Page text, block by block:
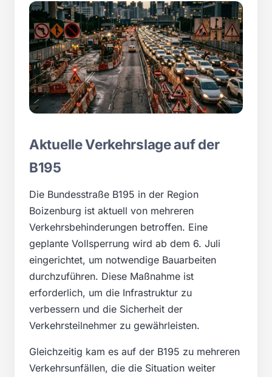
Aktuelle Verkehrslage auf der
B195
Die Bundesstraße B195 in der Region
Boizenburg ist aktuell von mehreren
Verkehrsbehinderungen betroffen. Eine
geplante Vollsperrung wird ab dem 6. Juli
eingerichtet, um notwendige Bauarbeiten
durchzuführen. Diese Maßnahme ist
erforderlich, um die Infrastruktur zu
verbessern und die Sicherheit der
Verkehrsteilnehmer zu gewährleisten.
Gleichzeitig kam es auf der B195 zu mehreren
Verkehrsunfällen, die die Situation weiter